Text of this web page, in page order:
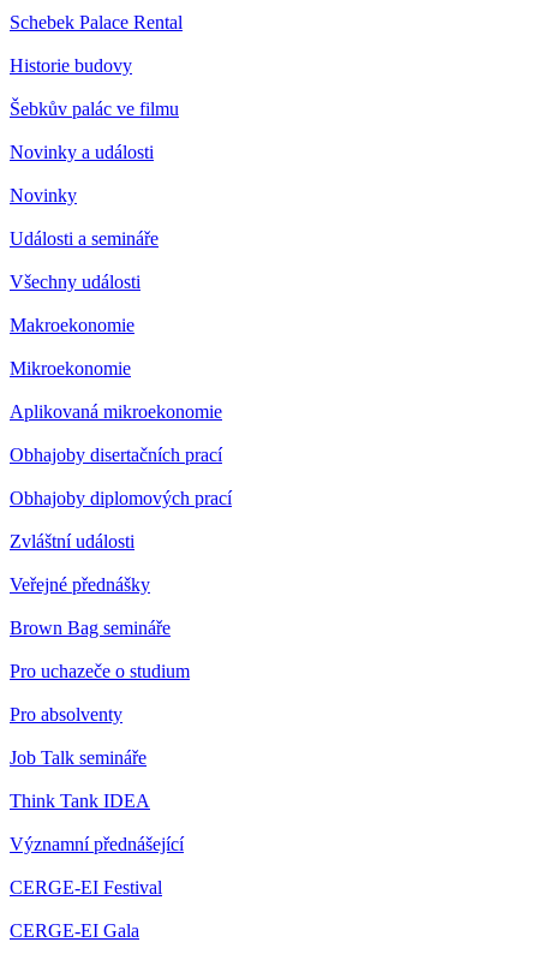
Schebek Palace Rental
Historie budovy
Šebkův palác ve filmu
Novinky a události
Novinky
Události a semináře
Všechny události
Makroekonomie
Mikroekonomie
Aplikovaná mikroekonomie
Obhajoby disertačních prací
Obhajoby diplomových prací
Zvláštní události
Veřejné přednášky
Brown Bag semináře
Pro uchazeče o studium
Pro absolventy
Job Talk semináře
Think Tank IDEA
Významní přednášející
CERGE-EI Festival
CERGE-EI Gala